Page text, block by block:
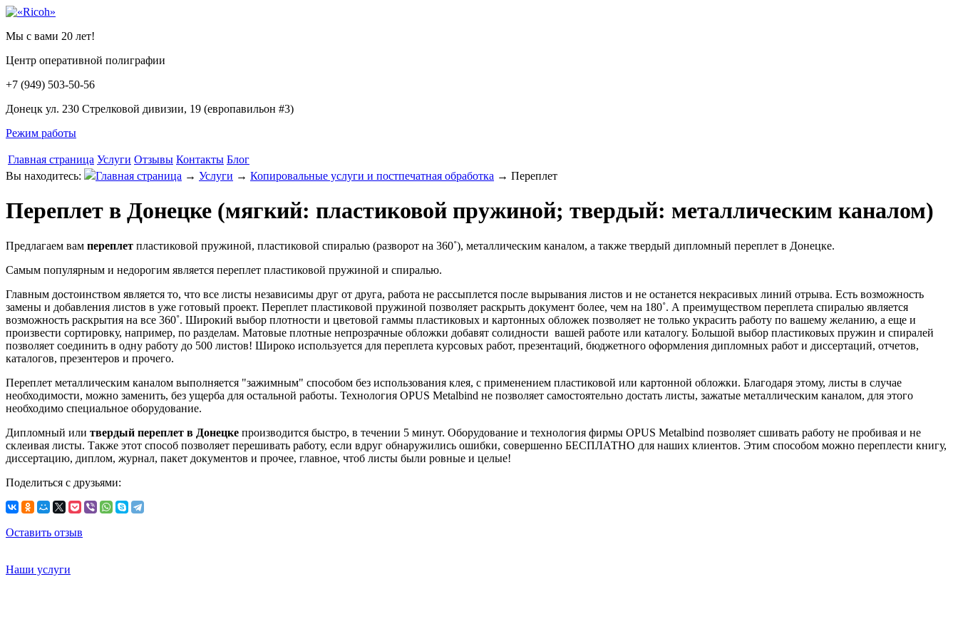
Мы с вами 20 лет!
Центр оперативной полиграфии
+7 (949) 503-50-56
Донецк ул. 230 Стрелковой дивизии, 19 (европавильон #3)
Режим работы
Главная страница Услуги Отзывы Контакты Блог
Вы находитесь:
Главная страница → Услуги → Копировальные услуги и постпечатная обработка → Переплет
Переплет в Донецке (мягкий: пластиковой пружиной; твердый: металлическим каналом)
Предлагаем вам переплет пластиковой пружиной, пластиковой спиралью (разворот на 360˚), металлическим каналом, а также твердый дипломный переплет в Донецке.
Самым популярным и недорогим является переплет пластиковой пружиной и спиралью.
Главным достоинством является то, что все листы независимы друг от друга, работа не рассыплется после вырывания листов и не останется некрасивых линий отрыва. Есть возможность
замены и добавления листов в уже готовый проект. Переплет пластиковой пружиной позволяет раскрыть документ более, чем на 180˚. А преимуществом переплета спиралью является
возможность раскрытия на все 360˚. Широкий выбор плотности и цветовой гаммы пластиковых и картонных обложек позволяет не только украсить работу по вашему желанию, а еще и
произвести сортировку, например, по разделам. Матовые плотные непрозрачные обложки добавят солидности вашей работе или каталогу. Большой выбор пластиковых пружин и спиралей
позволяет соединить в одну работу до 500 листов! Широко используется для переплета курсовых работ, презентаций, бюджетного оформления дипломных работ и диссертаций, отчетов,
каталогов, презентеров и прочего.
Переплет металлическим каналом выполняется "зажимным" способом без использования клея, с применением пластиковой или картонной обложки. Благодаря этому, листы в случае
необходимости, можно заменить, без ущерба для остальной работы. Технология OPUS Metalbind не позволяет самостоятельно достать листы, зажатые металлическим каналом, для этого
необходимо специальное оборудование.
Дипломный или твердый переплет в Донецке производится быстро, в течении 5 минут. Оборудование и технология фирмы OPUS Metalbind позволяет сшивать работу не пробивая и не
склеивая листы. Также этот способ позволяет перешивать работу, если вдруг обнаружились ошибки, совершенно БЕСПЛАТНО для наших клиентов. Этим способом можно переплести книгу,
диссертацию, диплом, журнал, пакет документов и прочее, главное, чтоб листы были ровные и целые!
Поделиться с друзьями:
Оставить отзыв
Наши услуги